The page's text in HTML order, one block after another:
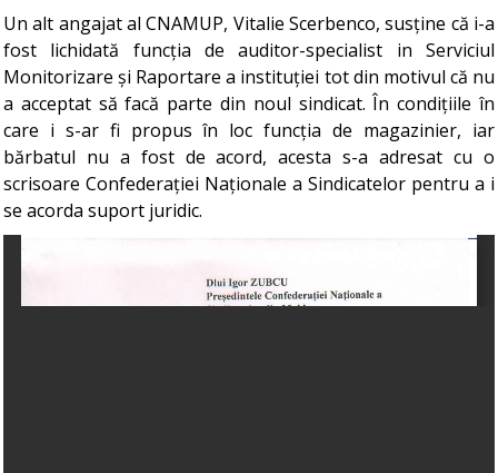
Un alt angajat al CNAMUP, Vitalie Scerbenco, susține că i-a
fost lichidată funcția de auditor-specialist in Serviciul
Monitorizare și Raportare a instituției tot din motivul că nu
a acceptat să facă parte din noul sindicat. În condițiile în
care i s-ar fi propus în loc funcția de magazinier, iar
bărbatul nu a fost de acord, acesta s-a adresat cu o
scrisoare Confederației Naționale a Sindicatelor pentru a i
se acorda suport juridic.